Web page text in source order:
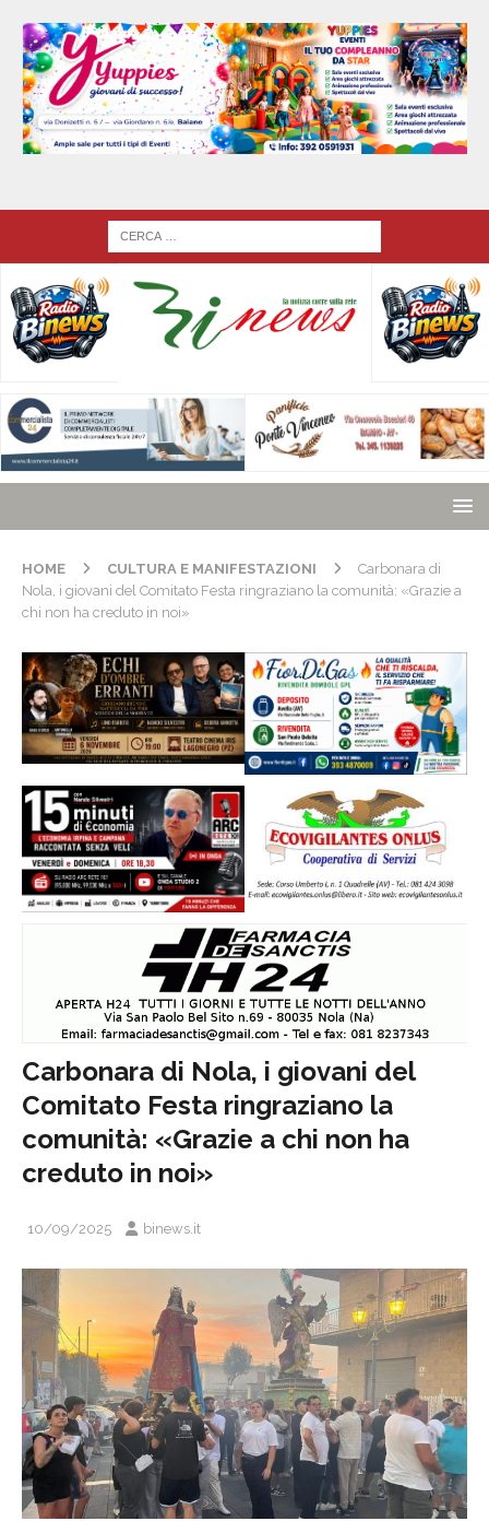
HOME CULTURA E MANIFESTAZIONI
Carbonara di
Nola, i giovani del Comitato Festa ringraziano la comunità: «Grazie a
chi non ha creduto in noi»
Carbonara di Nola, i giovani del
Comitato Festa ringraziano la
comunità: «Grazie a chi non ha
creduto in noi»
10/09/2025 binews.it